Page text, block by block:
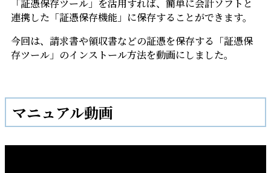
「証憑保存ツール」を活用すれば、簡単に会計ソフトと
連携した「証憑保存機能」に保存することができます。
今回は、請求書や領収書などの証憑を保存する「証憑保
存ツール」のインストール方法を動画にしました。
マニュアル動画